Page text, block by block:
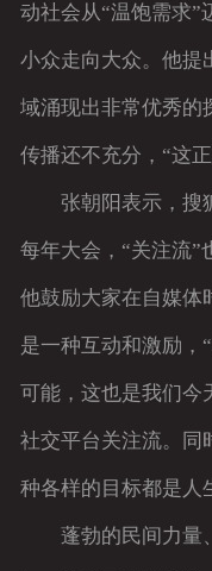
动社会从“温饱需求”
小众走向大众。他提
域涌现出非常优秀的
传播还不充分，“这
张朝阳表示，搜狐
每年大会，“关注流”
他鼓励大家在自媒体
是一种互动和激励，
可能，这也是我们今
社交平台关注流。同
种各样的目标都是人
蓬勃的民间力量、